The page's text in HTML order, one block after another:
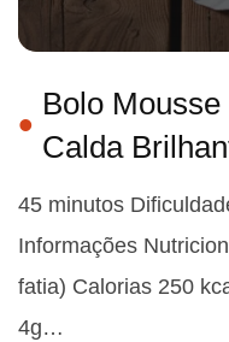
Bolo
Calda
45 minutos
Informações
fatia) Calorias 250
4g…